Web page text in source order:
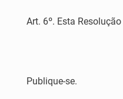
Art. 6º. Esta
Publique-se.